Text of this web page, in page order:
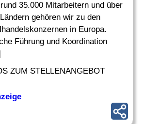
35.000 Mitarbeitern und über
gehören wir zu den
in Europa.
Führung und Koordination
ZUM STELLENANGEBOT